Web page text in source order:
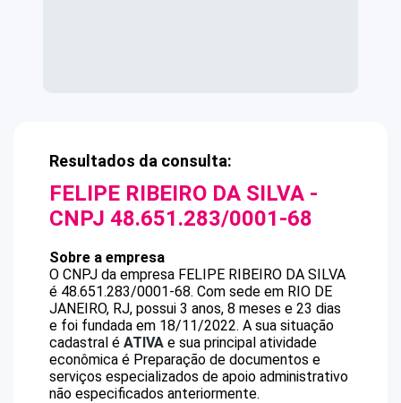
Resultados da consulta:
FELIPE RIBEIRO DA SILVA -
CNPJ 48.651.283/0001-68
Sobre a empresa
O CNPJ da empresa FELIPE RIBEIRO DA SILVA
é 48.651.283/0001-68. Com sede em RIO DE
JANEIRO, RJ, possui 3 anos, 8 meses e 23 dias
e foi fundada em 18/11/2022. A sua situação
cadastral é ATIVA e sua principal atividade
econômica é Preparação de documentos e
serviços especializados de apoio administrativo
não especificados anteriormente.